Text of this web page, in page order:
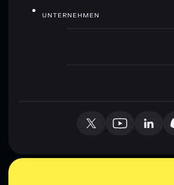
UNTERNEHMEN